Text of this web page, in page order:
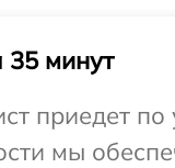
35 минут
приедет
мы